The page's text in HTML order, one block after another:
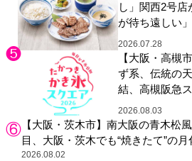
し」関西2号店
が待ち遠しい
2026.07.28
【大阪・高槻
ず系、伝統の
結、高槻阪急
り
2026.08.03
【大阪・茨木市】南大阪の青木松
目、大阪・茨木でも“焼きたて”の
2026.08.02